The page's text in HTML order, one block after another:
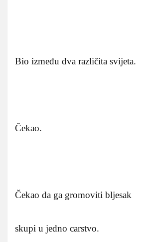
Bio između dva različita svijeta.
Čekao.
Čekao da ga gromoviti bljesak
skupi u jedno carstvo.